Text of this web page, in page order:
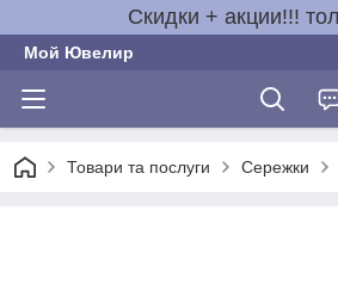
Скидки + акции!!!
Мой Ювелир
Товари та послуги Сережки